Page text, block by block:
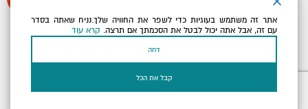
כל הזכויות שמורות לארץ ים המלח ©
אתר זה משתמש בעוגיות כדי לשפר את החוויה שלך.נניח שאתה בסדר
עם זה, אבל אתה יכול לבטל את הסכמתך אם תרצה. קרא עוד
דחה
קבל את הכל